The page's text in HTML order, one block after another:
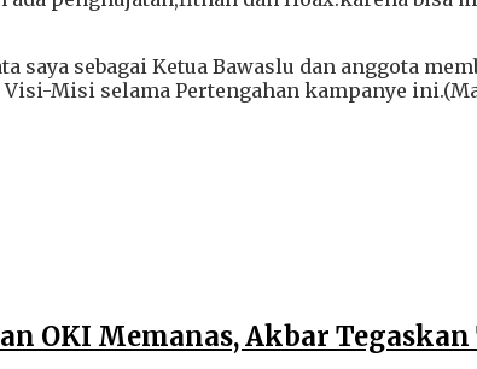
sebagai Ketua Bawaslu dan anggota
Misi selama Pertengahan kampanye
OKI Memanas, Akbar